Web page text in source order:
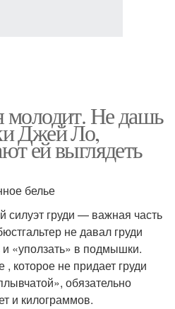
молодит. Не дашь
Джей Ло,
ей выглядеть
белье
силуэт груди — важная часть
не давал груди
«уползать» в подмышки.
которое не придает груди
обязательно
и килограммов.